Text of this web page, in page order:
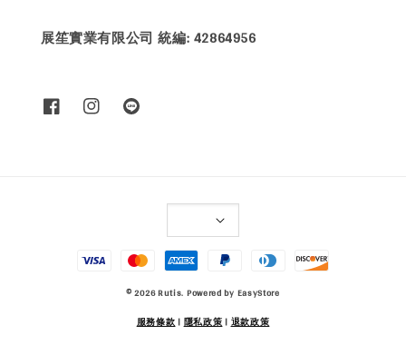
展笙實業有限公司 統編: 42864956
© 2026 Rutis. Powered by EasyStore
服務條款| 隱私政策| 退款政策